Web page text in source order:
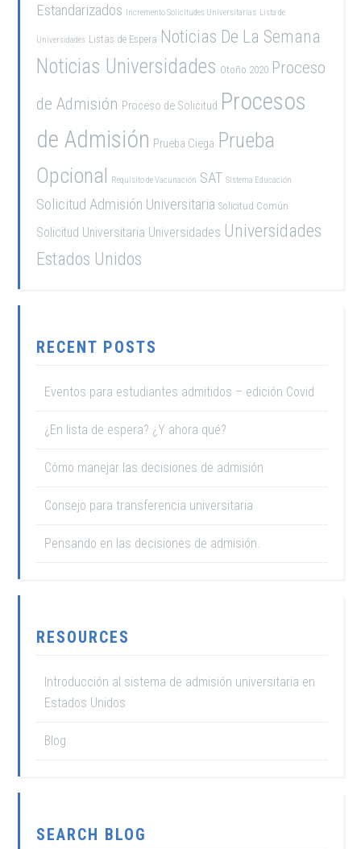
Estandarizados Incremento Solicitudes Universitarias Lista de
Universidades Listas de Espera Noticias De La Semana
Noticias Universidades Otoño 2020 Proceso
de Admisión Proceso de Solicitud Procesos
de Admisión Prueba Ciega Prueba
Opcional Requisito de Vacunación SAT Sistema Educación
Solicitud Admisión Universitaria Solicitud Común
Solicitud Universitaria Universidades Universidades
Estados Unidos
RECENT POSTS
Eventos para estudiantes admitidos – edición Covid
¿En lista de espera? ¿Y ahora qué?
Cómo manejar las decisiones de admisión
Consejo para transferencia universitaria
Pensando en las decisiones de admisión.
RESOURCES
Introducción al sistema de admisión universitaria en
Estados Unidos
Blog
SEARCH BLOG